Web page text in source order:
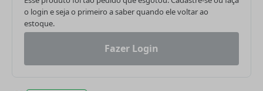
o login e seja o primeiro a saber quando ele voltar ao
estoque.
Fazer Login